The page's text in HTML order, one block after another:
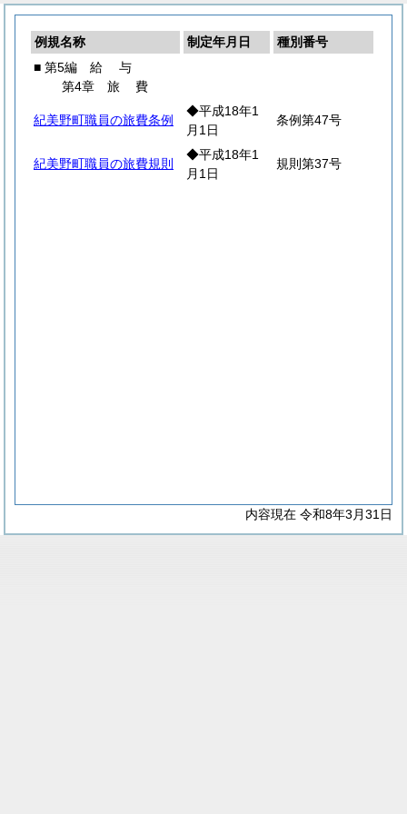
例規名称 制定年月日
種別番号
■ 第5編 給 与
第4章 旅費
紀美野町職員の旅費条例
◆平成18年1
月1日
条例第47号
紀美野町職員の旅費規則
◆平成18年1
月1日
規則第37号
内容現在 令和8年3月31日